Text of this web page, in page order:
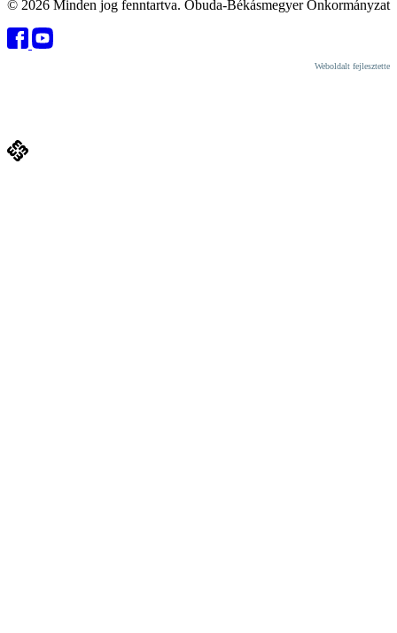
© 2026 Minden jog fenntartva. Óbuda-Békásmegyer Önkormányzat
Weboldalt fejlesztette